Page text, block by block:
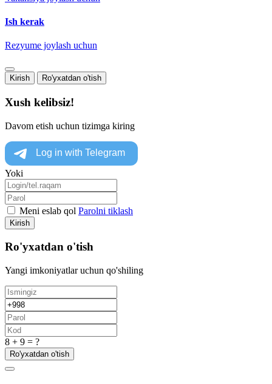
Ish kerak
Rezyume joylash uchun
Kirish Ro'yxatdan o'tish
Xush kelibsiz!
Davom etish uchun tizimga kiring
Yoki
Meni eslab qol Parolni tiklash
Kirish
Ro'yxatdan o'tish
Yangi imkoniyatlar uchun qo'shiling
8 + 9 = ?
Ro'yxatdan o'tish